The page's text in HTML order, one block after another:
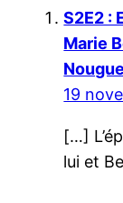
S2E2 :
Marie
19
[…]
lui et